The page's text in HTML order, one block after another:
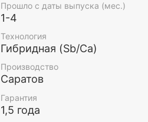
Прошло с даты выпуска (мес.)
1-4
Технология
Гибридная (Sb/Ca)
Производство
Саратов
Гарантия
1,5 года